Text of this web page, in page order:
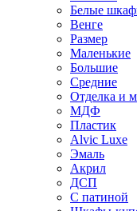
Белые
Венге
Размер
Маленькие
Большие
Средние
Отделка и
МДФ
Пластик
Alvic Luxe
Эмаль
Акрил
ДСП
С патиной